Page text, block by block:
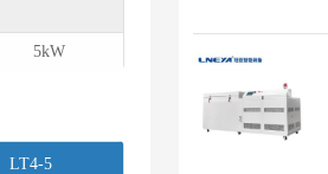
5kW
LT4-5